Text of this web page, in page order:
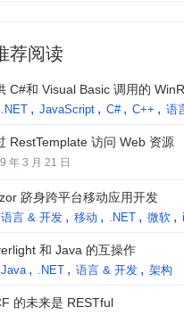
荐阅读
C#和 Visual Basic 调用的
.NET JavaScript C# C++ 语
RestTemplate 访问 Web 资源
年 3 月 21 日
跻身跨平台移动应用开发
语言 & 开发 移动 .NET 微软
和 Java 的互操作
Java .NET 语言 & 开发 架构
的未来是 RESTful